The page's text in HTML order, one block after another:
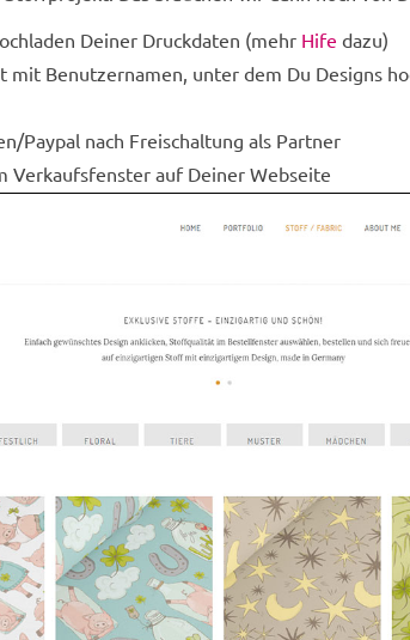
Deiner Druckdaten (mehr Hife dazu)
mit Benutzernamen, unter dem Du Designs
Paypal nach Freischaltung als Partner
Verkaufsfenster auf Deiner Webseite